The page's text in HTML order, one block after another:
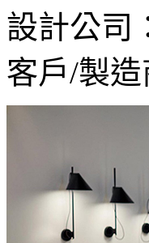
設計公司
客戶/製造